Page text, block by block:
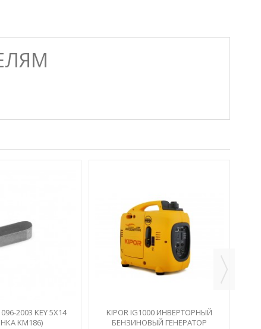
2003 KEY 5X14
KM186)
KIPOR IG1000 ИНВЕРТОРНЫЙ
БЕНЗИНОВЫЙ ГЕНЕРАТОР